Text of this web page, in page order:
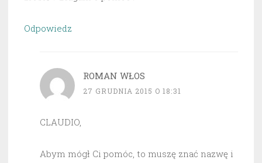
Odpowiedz
ROMAN WŁOS
27 GRUDNIA 2015 O 18:31
CLAUDIO,
Abym mógł Ci pomóc, to muszę znać nazwę i